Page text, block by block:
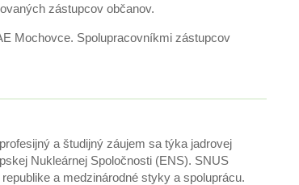
zástupcov občanov.
Mochovce. Spolupracovníkmi zástupcov
a študijný záujem sa týka jadrovej
Nukleárnej Spoločnosti (ENS). SNUS
a medzinárodné styky a spoluprácu.